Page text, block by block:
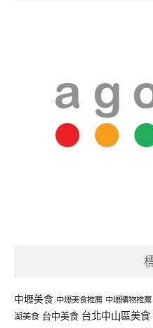
中壢美食 中壢美食推薦 中壢購物推薦
湖美食 台中美食 台北中山區美食